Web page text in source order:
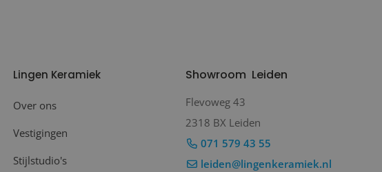
Lingen Keramiek
Over ons
Vestigingen
Stijlstudio's
Showroom Leiden
Flevoweg 43
2318 BX Leiden
071 579 43 55
leiden@lingenkeramiek.nl